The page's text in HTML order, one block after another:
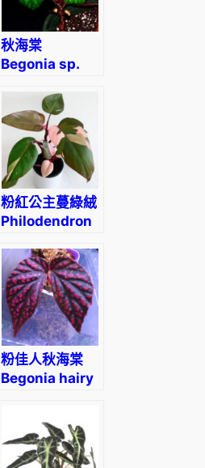
秋海棠
Begonia sp.
粉紅公主蔓綠絨
Philodendron
粉佳人秋海棠
Begonia hairy